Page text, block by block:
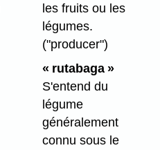
les fruits ou les
légumes.
("producer")
« rutabaga »
S'entend du
légume
généralement
connu sous le